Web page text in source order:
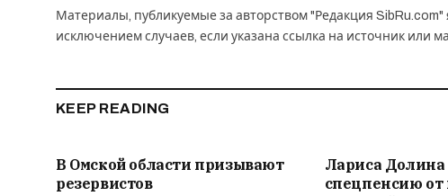
Материалы, публикуемые за авторством "Редакция
исключением случаев, если указана ссылка на источник или
KEEP READING
В Омской области призывают
резервистов
Лариса Долина
спецпенсию от